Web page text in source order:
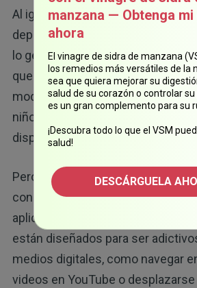
Al igual que muchos niños, la
dependen mucho de los
lo general, les resulta difícil
que los niños consideran a los
modelos a seguir, no es una
niños tampoco puedan pasar un
dispositivo electrónico.
Pero, esto es muy preocupante,
consideramos que los medios
aplicaciones y plataformas de
están diseñados para ser
medios digitales, como navegar
videos en YouTube o
manzana — Obtenga mi
ahora
El vinagre de sidra de manzana
los remedios más versátiles de la
sea que quiera mejorar su
salud de su corazón o controlar su
es un gran complemento para su
¡Descubra todo lo que el VSM
salud!
DESCÁRGUELA